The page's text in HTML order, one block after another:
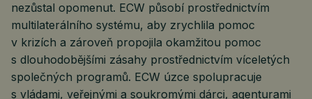
nezůstal opomenut. ECW působí prostřednictvím
multilaterálního systému, aby zrychlila pomoc
v krizích a zároveň propojila okamžitou pomoc
s dlouhodobějšími zásahy prostřednictvím víceletých
společných programů. ECW úzce spolupracuje
s vládami, veřejnými a soukromými dárci, agenturami